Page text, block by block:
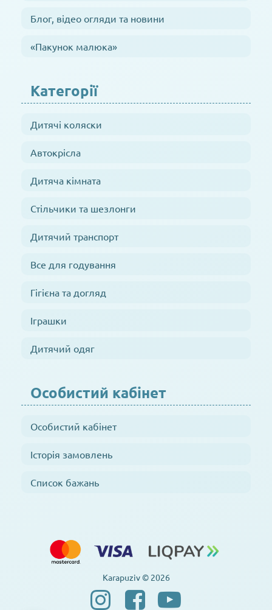
Блог, відео огляди та новини
«Пакунок малюка»
Категорії
Дитячі коляски
Автокрісла
Дитяча кімната
Стільчики та шезлонги
Дитячий транспорт
Все для годування
Гігієна та догляд
Іграшки
Дитячий одяг
Особистий кабінет
Особистий кабінет
Історія замовлень
Список бажань
Karapuziv © 2026